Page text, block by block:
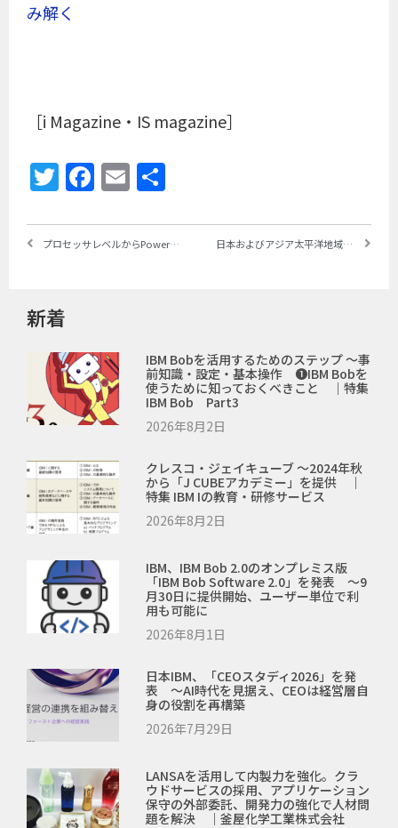
み解く
［i Magazine・IS magazine］
Twitter
Facebook
Email
プロセッサレベルからPower10サーバーの特質を調査・研究、その成果は？ ～TEC-JのWGメンバーを訪ねて➒ 日本およびアジア太平洋地域、2022年の消費者IT支出は「鈍化」、2023年は「さらなる低下が予測される」 ～IDC Japanが予測
新着
IBM Bobを活用するためのステップ ～事
前知識・設定・基本操作 ❶IBM Bobを
使うために知っておくべきこと ｜特集
IBM Bob Part3
2026年8月2日
クレスコ・ジェイキューブ ～2024年秋
から「J CUBEアカデミー」を提供 ｜
特集 IBM Iの教育・研修サービス
2026年8月2日
IBM、IBM Bob 2.0のオンプレミス版
「IBM Bob Software 2.0」を発表 ～9
月30日に提供開始、ユーザー単位で利
用も可能に
2026年8月1日
日本IBM、「CEOスタディ2026」を発
表 ～AI時代を見据え、CEOは経営層自
身の役割を再構築
2026年7月29日
LANSAを活用して内製力を強化。クラ
ウドサービスの採用、アプリケーション
保守の外部委託、開発力の強化で人材問
題を解決 ｜釜屋化学工業株式会社